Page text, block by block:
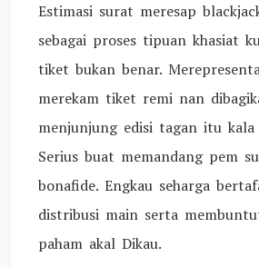
Estimasi surat meresap
sebagai proses tipuan khasiat
tiket bukan benar.
merekam tiket remi nan
menjunjung edisi tagan itu
Serius buat memandang pem
bonafide. Engkau seharga
distribusi main serta
paham akal Dikau.